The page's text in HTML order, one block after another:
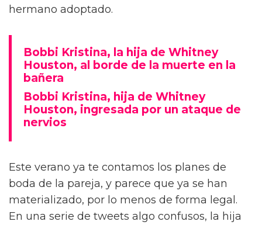
hermano adoptado.
Bobbi Kristina, la hija de Whitney
Houston, al borde de la muerte en la
bañera
Bobbi Kristina, hija de Whitney
Houston, ingresada por un ataque de
nervios
Este verano ya te contamos los planes de
boda de la pareja, y parece que ya se han
materializado, por lo menos de forma legal.
En una serie de tweets algo confusos, la hija